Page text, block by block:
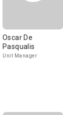
Oscar De
Pasqualis
Unit Manager